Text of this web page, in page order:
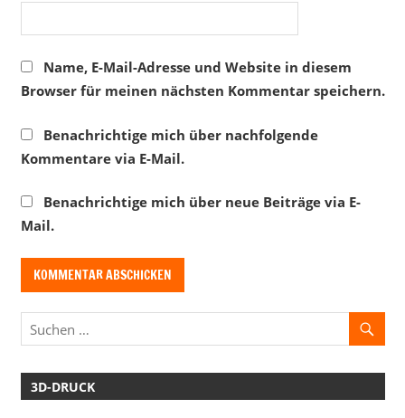
Name, E-Mail-Adresse und Website in diesem
Browser für meinen nächsten Kommentar speichern.
Benachrichtige mich über nachfolgende
Kommentare via E-Mail.
Benachrichtige mich über neue Beiträge via E-
Mail.
3D-DRUCK